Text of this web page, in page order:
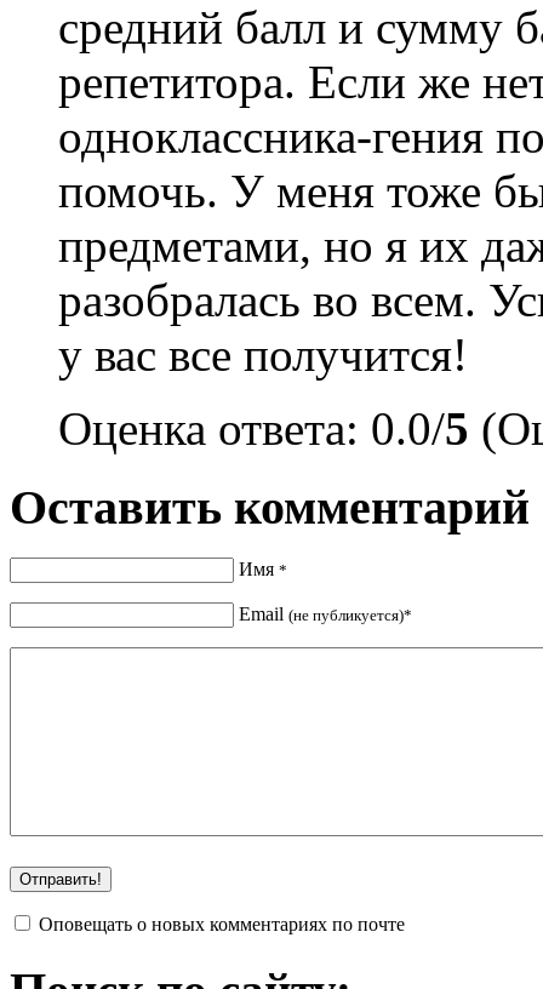
средний балл и сумму
репетитора. Если же
одноклассника-гения
помочь. У меня тоже
предметами, но я их
разобралась во всем.
у вас все получится!
Оценка ответа: 0.0/5
Оставить комментарий
Имя *
Email (не публикуется)*
Оповещать о новых комментариях по почте